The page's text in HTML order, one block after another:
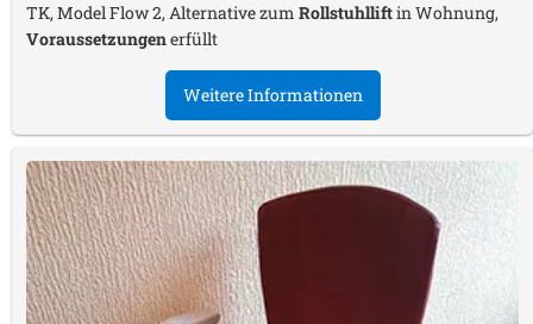
TK, Model Flow 2, Alternative zum Rollstuhlliftin Wohnung,
Voraussetzungenerfüllt
Weitere Informationen